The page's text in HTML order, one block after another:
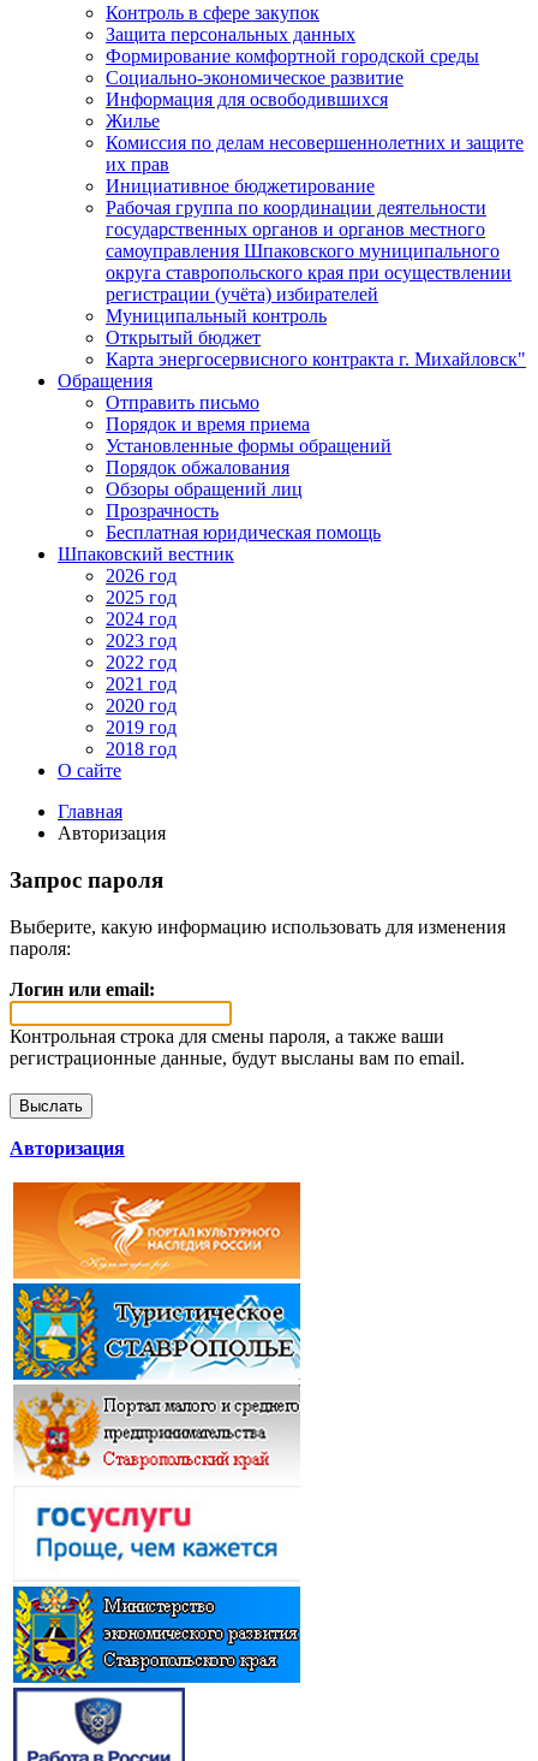
Контроль в сфере закупок
Защита персональных данных
Формирование комфортной городской среды
Социально-экономическое развитие
Информация для освободившихся
Жилье
Комиссия по делам несовершеннолетних и защите
их прав
Инициативное бюджетирование
Рабочая группа по координации деятельности
государственных органов и органов местного
самоуправления Шпаковского муниципального
округа ставропольского края при осуществлении
регистрации (учёта) избирателей
Муниципальный контроль
Открытый бюджет
Карта энергосервисного контракта г. Михайловск"
Обращения
Отправить письмо
Порядок и время приема
Установленные формы обращений
Порядок обжалования
Обзоры обращений лиц
Прозрачность
Бесплатная юридическая помощь
Шпаковский вестник
2026 год
2025 год
2024 год
2023 год
2022 год
2021 год
2020 год
2019 год
2018 год
О сайте
Главная
Авторизация
Запрос пароля
Выберите, какую информацию использовать для изменения
пароля:
Логин или email:
Контрольная строка для смены пароля, а также ваши
регистрационные данные, будут высланы вам по email.
Авторизация